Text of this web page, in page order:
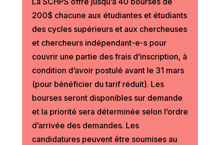
200$ chacune aux étudiantes et étudiants
des cycles supérieurs et aux chercheuses
et chercheurs indépendant-e-s pour
couvrir une partie des frais d’inscription, à
condition d’avoir postulé avant le 31 mars
(pour bénéficier du tarif réduit). Les
bourses seront disponibles sur demande
et la priorité sera déterminée selon l’ordre
d’arrivée des demandes. Les
candidatures peuvent être soumises au